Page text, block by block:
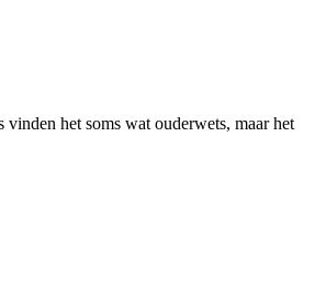
het soms wat ouderwets, maar het